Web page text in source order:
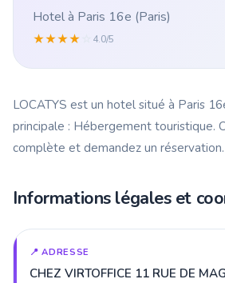
Hotel à Paris 16e (Paris)
★★★★ 4.0/5
LOCATYS est un hotel situé à Paris
principale : Hébergement touristique.
complète et demandez un réservation.
Informations légales et
📍 ADRESSE
CHEZ VIRTOFFICE 11 RUE DE